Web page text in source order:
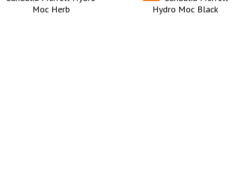
Moc Herb
Hydro Moc Black